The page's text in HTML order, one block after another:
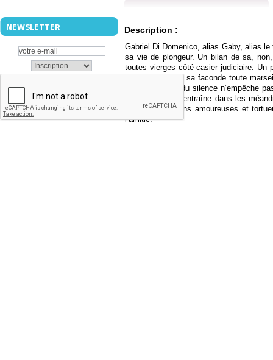
NEWSLETTER Description :
Gabriel Di Domenico, alias Gaby, alias
sa vie de plongeur. Un bilan de sa,
toutes vierges côté casier judiciaire. Un
de conteur-né et sa faconde toute
dans le monde du silence n’empêche
ici encore nous entraîne dans les
dans ses relations amoureuses et
l’amitié.